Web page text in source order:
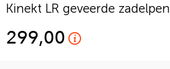
Kinekt LR geveerde zadelpen
299,00